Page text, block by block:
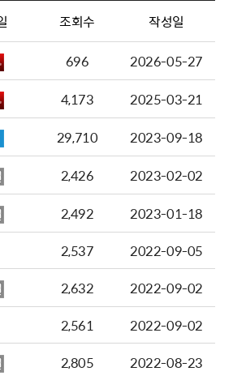
조회수 작성일
696
2026-05-27
4,173
2025-03-21
29,710
2023-09-18
2,426
2023-02-02
2,492
2023-01-18
2,537
2022-09-05
2,632
2022-09-02
2,561
2022-09-02
2,805
2022-08-23